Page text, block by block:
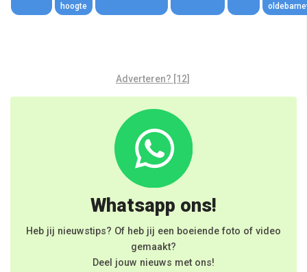
hoogte
Adverteren? [12]
Whatsapp ons!
Heb jij nieuwstips? Of heb jij een boeiende foto of video
gemaakt?
Deel jouw nieuws met ons!